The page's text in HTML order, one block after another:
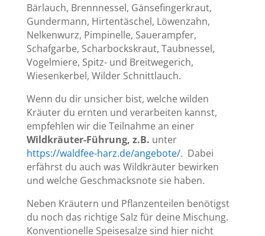
Bärlauch, Brennnessel, Gänsefingerkraut,
Gundermann, Hirtentäschel, Löwenzahn,
Nelkenwurz, Pimpinelle, Sauerampfer,
Schafgarbe, Scharbockskraut, Taubnessel,
Vogelmiere, Spitz- und Breitwegerich,
Wiesenkerbel, Wilder Schnittlauch.
Wenn du dir unsicher bist, welche wilden
Kräuter du ernten und verarbeiten kannst,
empfehlen wir die Teilnahme an einer
Wildkräuter-Führung, z.B. unter
https://waldfee-harz.de/angebote/. Dabei
erfährst du auch was Wildkräuter bewirken
und welche Geschmacksnote sie haben.
Neben Kräutern und Pflanzenteilen benötigst
du noch das richtige Salz für deine Mischung.
Konventionelle Speisesalze sind hier nicht